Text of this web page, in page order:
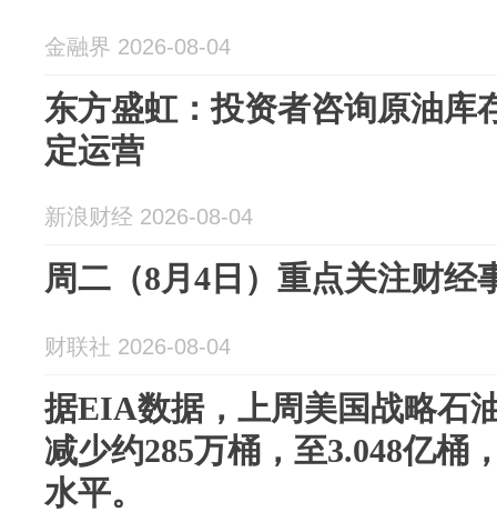
金融界 2026-08-04
东方盛虹：投资者咨询原油库
定运营
新浪财经 2026-08-04
周二（8月4日）重点关注财经
财联社 2026-08-04
据EIA数据，上周美国战略石
减少约285万桶，至3.048亿桶
水平。